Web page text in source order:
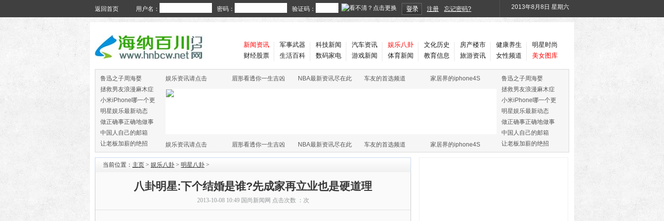
返回首页 用户名： 密码： 验证码： 注册 忘记密码? 2013年8月8日 星期六
新闻资讯
财经股票
军事武器
生活百科
科技新闻
数码家电
汽车资讯
游戏新闻
娱乐八卦
体育新闻
文化历史
教育信息
房产楼市
旅游资讯
健康养生
女性频道
明星时尚
美女图库
鲁迅之子周海婴
拯救男友浪漫麻木症
小米iPhone哪一个更
火
明星娱乐最新动态
做正确事正确地做事
中国人自己的邮箱
让老板加薪的绝招
娱乐资讯请点击 眉形看透你一生吉凶 NBA最新资讯尽在此 车友的首选频道 家居界的iphone4S
娱乐资讯请点击 眉形看透你一生吉凶 NBA最新资讯尽在此 车友的首选频道 家居界的iphone4S
鲁迅之子周海婴
拯救男友浪漫麻木症
小米iPhone哪一个更
火
明星娱乐最新动态
做正确事正确地做事
中国人自己的邮箱
让老板加薪的绝招
当前位置： 主页 > 娱乐八卦 > 明星八卦 >
八卦明星:下个结婚是谁?先成家再立业也是硬道理
2013-10-08 10:49 国尚新闻网 点击次数 ： 次